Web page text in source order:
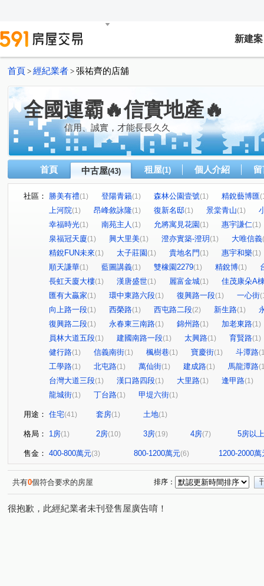
新建案
首頁 > 經紀業者 > 張祐齊的店舖
全國連霸🔥信實地產🔥
信用、誠實，才能長長久久
首頁 中古屋(43) 租屋(1) 個人介紹
社區： 勝美有禮(1) 登陽青籟(1) 森林公園壹號(1) 精銳藝博匯
上河院(1) 昂峰敘詠隆(1) 復新名邸(1) 景棠青山(1)
幸福時光(1) 南苑主人(1) 允將寓見花園(1) 惠宇謙仁(1)
泉福冠天廈(1) 興大里美(1) 澄亦實築-澄玥(1) 大唯信義
精銳FUN未來(1) 太子莊園 (1) 貴地名門 (1) 惠宇和樂(1)
順天謙華(1) 藍圖講義(1) 雙橡園2279(1) 精銳博(1)
長虹天廈大樓(1) 漢唐盛世(1) 麗富金城(1)
佳茂康朵A
匯有大贏家(1) 環中東路六段(1) 復興路一段(1) 一心街
向上路一段(1) 西榮路(1) 西屯路二段(2) 新生路(1)
復興路二段(1) 永春東三南路(1) 錦州路(1) 加老東路(1)
員林大道五段(1) 建國南路一段(1) 太興路(1) 育賢路(1)
健行路(1) 信義南街(1) 楓樹巷(1) 寶慶街(1) 斗潭路
工學路(1) 北屯路(1) 萬仙街(1) 建成路(1) 馬龍潭路
台灣大道三段(1) 漢口路四段(1) 大里路(1) 逢甲路(1)
龍城街(1) 丁台路(1) 甲堤六街(1)
用途： 住宅(41) 套房(1) 土地(1)
格局： 1房(1) 2房(10) 3房(19) 4房(7) 5房以上
售金： 400-800萬元(3) 800-1200萬元(6) 1200-2000萬
共有0個符合要求的房屋 排序：
很抱歉，此經紀業者未刊登售屋廣告唷！